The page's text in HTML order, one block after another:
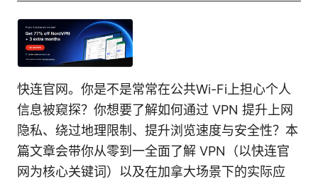
快连官网。你是不是常常在公共Wi-Fi上担心个人
信息被窥探？你想要了解如何通过 VPN 提升上网
隐私、绕过地理限制、提升浏览速度与安全性？本
篇文章会带你从零到一全面了解 VPN（以快连官
网为核心关键词）以及在加拿大场景下的实际应